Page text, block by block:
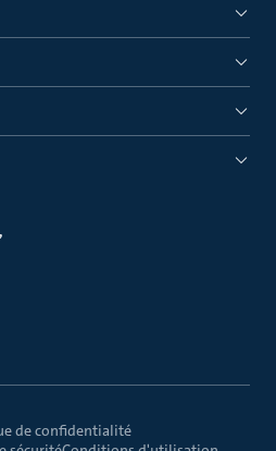
de confidentialité